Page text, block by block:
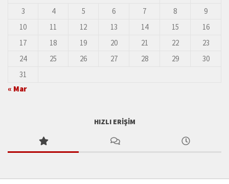
3
4 5 6 7 8
9
10
11 12 13 14 15
16
17
18 19 20 21 22
23
24
25 26 27 28 29
30
31
« Mar
HIZLI ERIŞIM